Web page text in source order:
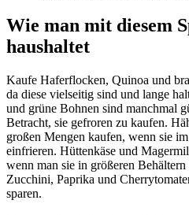
Wie man mit diesem
haushaltet
Kaufe Haferflocken, Quinoa und
da diese vielseitig sind und lange
und grüne Bohnen sind manchmal
Betracht, sie gefroren zu kaufen.
großen Mengen kaufen, wenn sie
einfrieren. Hüttenkäse und
wenn man sie in größeren
Zucchini, Paprika und
sparen.